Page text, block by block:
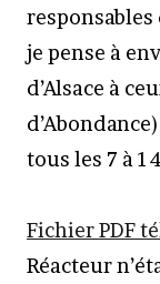
je pense à
d’Alsace à
tous les 7 à
Fichier PDF
Réacteur